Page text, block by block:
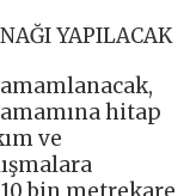
YAPILACAK
hitap
ve